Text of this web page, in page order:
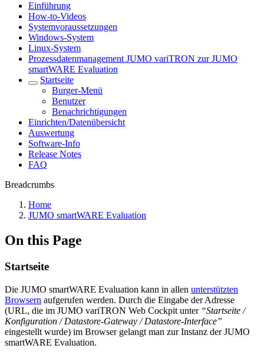
Einführung
How-to-Videos
Systemvoraussetzungen
Windows-System
Linux-System
Prozessdatenmanagement JUMO variTRON zur JUMO
smartWARE Evaluation
Startseite
Burger-Menü
Benutzer
Benachrichtigungen
Einrichten/Datenübersicht
Auswertung
Software-Info
Release Notes
FAQ
Breadcrumbs
Home
JUMO smartWARE Evaluation
On this Page
Startseite
Die JUMO smartWARE Evaluation kann in allen unterstützten
Browsern aufgerufen werden. Durch die Eingabe der Adresse
(URL, die im JUMO variTRON Web Cockpit unter “Startseite /
Konfiguration / Datastore-Gateway / Datastore-Interface”
eingestellt wurde) im Browser gelangt man zur Instanz der JUMO
smartWARE Evaluation.